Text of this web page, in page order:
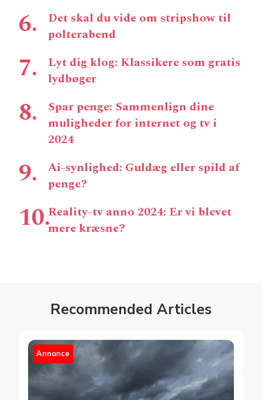
Det skal du vide om stripshow til
polterabend
Lyt dig klog: Klassikere som gratis
lydbøger
Spar penge: Sammenlign dine
muligheder for internet og tv i
2024
Ai-synlighed: Guldæg eller spild af
penge?
Reality-tv anno 2024: Er vi blevet
mere kræsne?
Recommended Articles
Annonce